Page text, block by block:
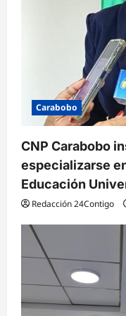
Carabobo
CNP Carabobo
especializarse
Educación
Redacción 24Contigo